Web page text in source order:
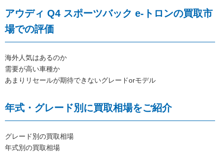
アウディ Q4 スポーツバック e-トロンの買取市
場での評価
海外人気はあるのか
需要が高い車種か
あまりリセールが期待できないグレードorモデル
年式・グレード別に買取相場をご紹介
グレード別の買取相場
年式別の買取相場